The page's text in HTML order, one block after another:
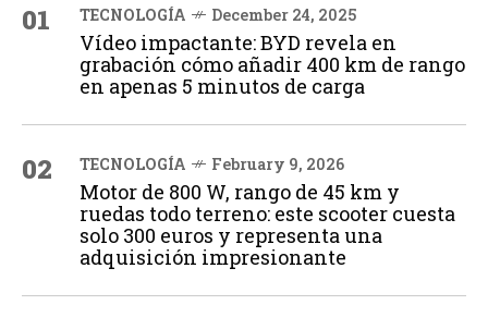
01 TECNOLOGÍA December 24, 2025
Vídeo impactante: BYD revela en
grabación cómo añadir 400 km de rango
en apenas 5 minutos de carga
02 TECNOLOGÍA February 9, 2026
Motor de 800 W, rango de 45 km y
ruedas todo terreno: este scooter cuesta
solo 300 euros y representa una
adquisición impresionante